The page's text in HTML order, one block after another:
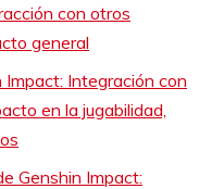
con otros
general
Impact: Integración con
en la jugabilidad,
Genshin Impact: